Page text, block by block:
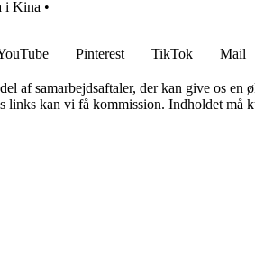
i Kina •
Pinterest TikTok Mail
af samarbejdsaftaler, der kan give os en
kan vi få kommission. Indholdet må